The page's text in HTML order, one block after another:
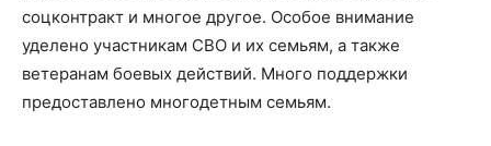
соцконтракт и многое другое. Особое внимание
уделено участникам СВО и их семьям, а также
ветеранам боевых действий. Много поддержки
предоставлено многодетным семьям.